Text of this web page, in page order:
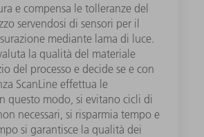
e compensa le tolleranze del
servendosi di sensori per il
mediante lama di luce.
la qualità del materiale
del processo e decide se e con
ScanLine effettua le
questo modo, si evitano cicli di
necessari, si risparmia tempo e
si garantisce la qualità dei